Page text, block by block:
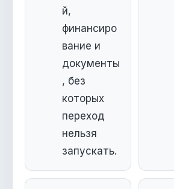
й,
финансиро
вание и
документы
, без
которых
переход
нельзя
запускать.